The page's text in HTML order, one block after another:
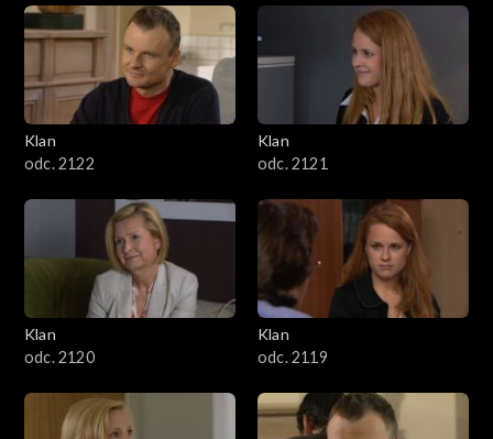
Klan
odc. 2122
Klan
odc. 2121
Klan
odc. 2120
Klan
odc. 2119